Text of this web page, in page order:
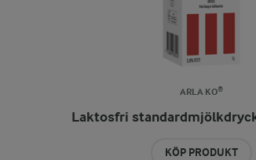
ARLA KO®
Laktosfri
KÖP PRODUKT